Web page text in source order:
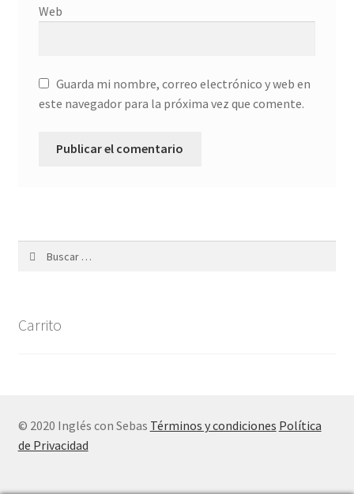
Web
Guarda mi nombre, correo electrónico y web en
este navegador para la próxima vez que comente.
Carrito
© 2020 Inglés con Sebas Términos y condiciones Política
de Privacidad